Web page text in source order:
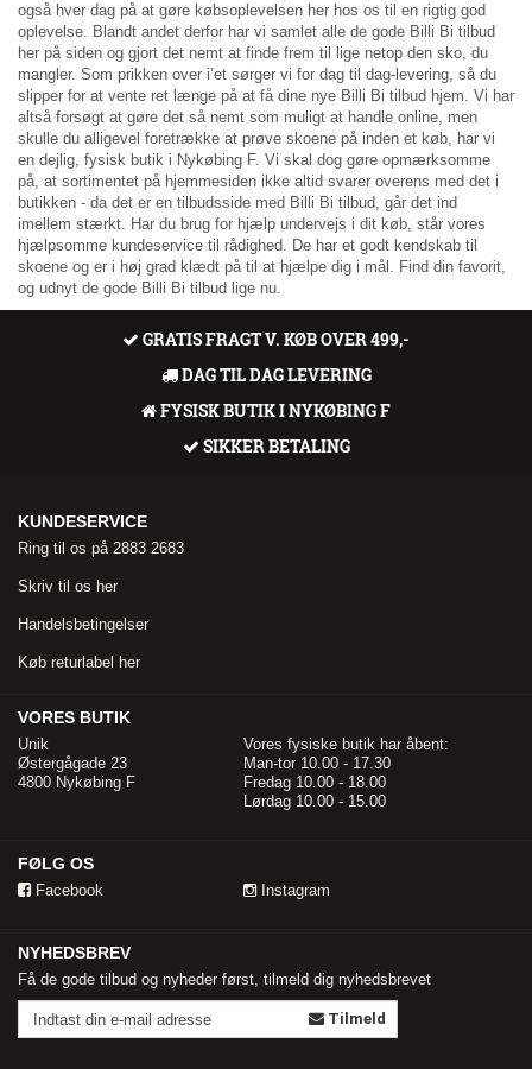
også hver dag på at gøre købsoplevelsen her hos os til en rigtig god
oplevelse. Blandt andet derfor har vi samlet alle de gode Billi Bi tilbud
her på siden og gjort det nemt at finde frem til lige netop den sko, du
mangler. Som prikken over i’et sørger vi for dag til dag-levering, så du
slipper for at vente ret længe på at få dine nye Billi Bi tilbud hjem. Vi har
altså forsøgt at gøre det så nemt som muligt at handle online, men
skulle du alligevel foretrække at prøve skoene på inden et køb, har vi
en dejlig, fysisk butik i Nykøbing F. Vi skal dog gøre opmærksomme
på, at sortimentet på hjemmesiden ikke altid svarer overens med det i
butikken - da det er en tilbudsside med Billi Bi tilbud, går det ind
imellem stærkt. Har du brug for hjælp undervejs i dit køb, står vores
hjælpsomme kundeservice til rådighed. De har et godt kendskab til
skoene og er i høj grad klædt på til at hjælpe dig i mål. Find din favorit,
og udnyt de gode Billi Bi tilbud lige nu.
GRATIS FRAGT V. KØB OVER 499,-
DAG TIL DAG LEVERING
FYSISK BUTIK I NYKØBING F
SIKKER BETALING
KUNDESERVICE
Ring til os på 2883 2683
Skriv til os her
Handelsbetingelser
Køb returlabel her
VORES BUTIK
Unik
Østergågade 23
4800 Nykøbing F
Vores fysiske butik har åbent:
Man-tor 10.00 - 17.30
Fredag 10.00 - 18.00
Lørdag 10.00 - 15.00
FØLG OS
Facebook Instagram
NYHEDSBREV
Få de gode tilbud og nyheder først, tilmeld dig nyhedsbrevet
Tilmeld